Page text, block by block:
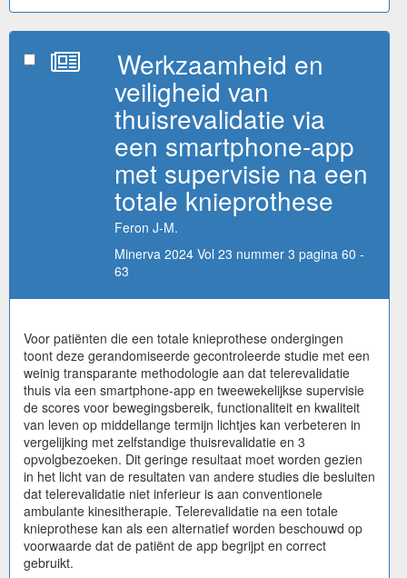
Werkzaamheid en
veiligheid van
thuisrevalidatie via
een smartphone-app
met supervisie na een
totale knieprothese
Feron J-M.
Minerva 2024 Vol 23 nummer 3 pagina 60 -
63
Voor patiënten die een totale knieprothese ondergingen
toont deze gerandomiseerde gecontroleerde studie met een
weinig transparante methodologie aan dat telerevalidatie
thuis via een smartphone-app en tweewekelijkse supervisie
de scores voor bewegingsbereik, functionaliteit en kwaliteit
van leven op middellange termijn lichtjes kan verbeteren in
vergelijking met zelfstandige thuisrevalidatie en 3
opvolgbezoeken. Dit geringe resultaat moet worden gezien
in het licht van de resultaten van andere studies die besluiten
dat telerevalidatie niet inferieur is aan conventionele
ambulante kinesitherapie. Telerevalidatie na een totale
knieprothese kan als een alternatief worden beschouwd op
voorwaarde dat de patiënt de app begrijpt en correct
gebruikt.